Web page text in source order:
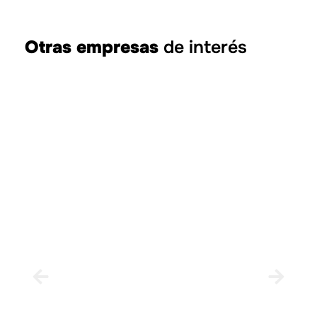
Otras empresas de interés